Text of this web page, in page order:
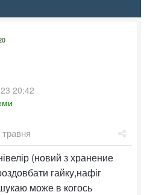
20:42
(новий з хранение
гайку,нафіг
може в когось